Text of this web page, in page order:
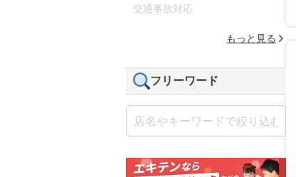
交通事故対応
もっと見る
フリーワード